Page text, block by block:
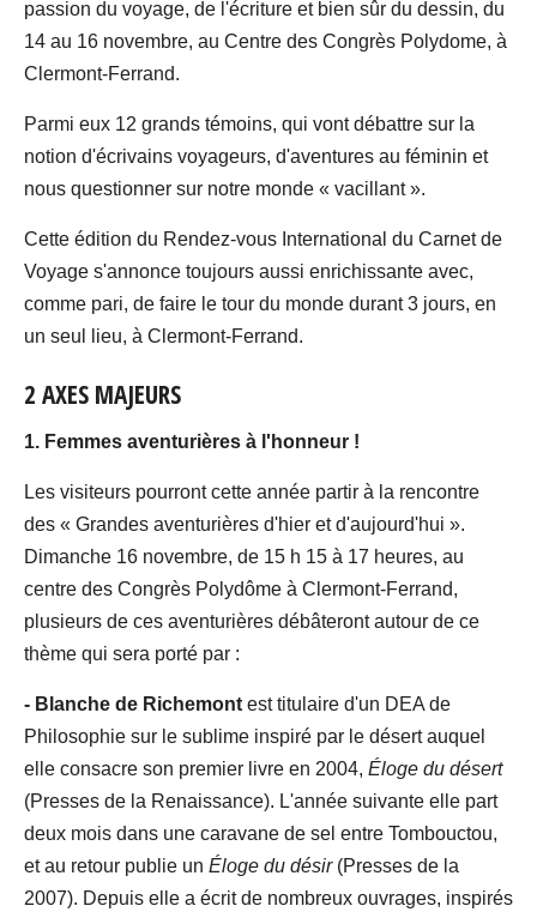
passion du voyage, de l'écriture et bien sûr du dessin, du
14 au 16 novembre, au Centre des Congrès Polydome, à
Clermont-Ferrand.
Parmi eux 12 grands témoins, qui vont débattre sur la
notion d'écrivains voyageurs, d'aventures au féminin et
nous questionner sur notre monde « vacillant ».
Cette édition du Rendez-vous International du Carnet de
Voyage s'annonce toujours aussi enrichissante avec,
comme pari, de faire le tour du monde durant 3 jours, en
un seul lieu, à Clermont-Ferrand.
2 AXES MAJEURS
1. Femmes aventurières à l'honneur !
Les visiteurs pourront cette année partir à la rencontre
des « Grandes aventurières d'hier et d'aujourd'hui ».
Dimanche 16 novembre, de 15 h 15 à 17 heures, au
centre des Congrès Polydôme à Clermont-Ferrand,
plusieurs de ces aventurières débâteront autour de ce
thème qui sera porté par :
- Blanche de Richemont est titulaire d'un DEA de
Philosophie sur le sublime inspiré par le désert auquel
elle consacre son premier livre en 2004, Éloge du désert
(Presses de la Renaissance). L'année suivante elle part
deux mois dans une caravane de sel entre Tombouctou,
et au retour publie un Éloge du désir (Presses de la
2007). Depuis elle a écrit de nombreux ouvrages, inspirés